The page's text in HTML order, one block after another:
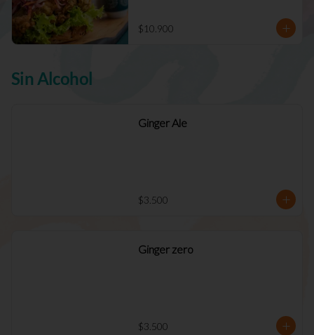
$10.900
Sin Alcohol
Ginger Ale
$3.500
Ginger zero
$3.500